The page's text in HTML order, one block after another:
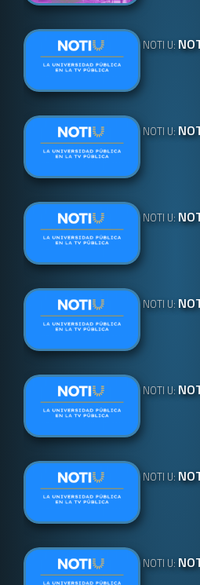
NOTI U:
NOTI U:
NOTI U:
NOTI U:
NOTI U:
NOTI U:
NOTI U: